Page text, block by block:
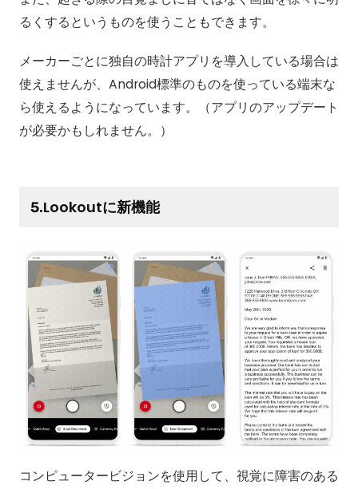
るくするというものを使うこともできます。
メーカーごとに独自の時計アプリを導入している場合は
使えませんが、Android標準のものを使っている端末な
ら使えるようになっています。（アプリのアップデート
が必要かもしれません。）
5.Lookoutに新機能
コンピュータービジョンを使用して、視覚に障害のある